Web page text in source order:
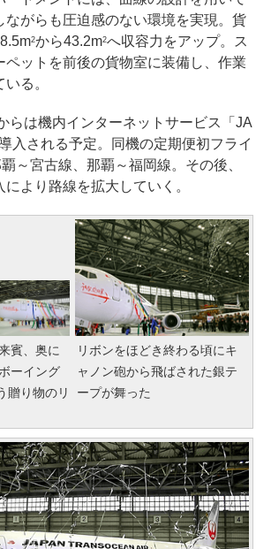
ながらも圧迫感のない環境を実現。貨
2から43.2m2へ収容力をアップ。ス
ペットを前後の貨物室に装備し、作業
る。
は機内インターネットサービス「JA
入される予定。同機の定期便初フライ
～宮古線、那覇～福岡線。その後、
より路線を拡大していく。
賓、奥に
ーイング
贈り物のリ
リボンをほどき終わる頃にキ
ャノン砲から飛ばされた銀テ
ープが舞った